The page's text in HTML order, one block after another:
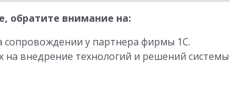
обратите внимание на:
сопровождении у партнера фирмы 1С.
на внедрение технологий и решений